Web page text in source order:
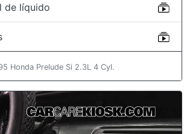
de líquido
Honda Prelude Si 2.3L 4 Cyl.